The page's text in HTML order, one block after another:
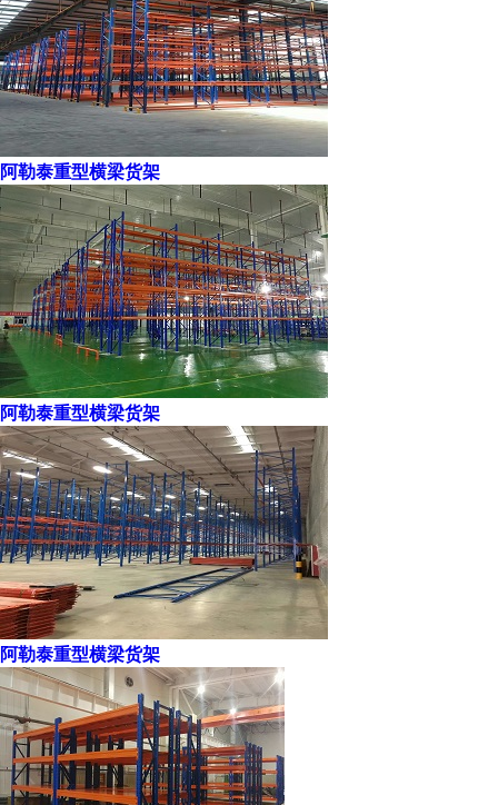
阿勒泰重型横梁货架
阿勒泰重型横梁货架
阿勒泰重型横梁货架